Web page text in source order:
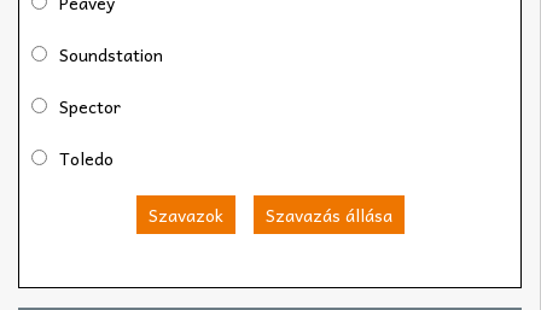
Soundstation
Spector
Toledo
Szavazok Szavazás állása